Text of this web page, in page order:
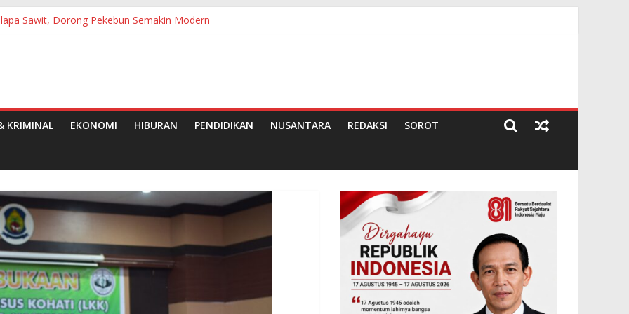
Sawit, Dorong Pekebun Semakin Modern
Ke-25
Bupati Tanjab Barat Ajak Generasi Muda Wujudkan Dasa Darma
Tahun 2026 di Medan
KRIMINAL EKONOMI HIBURAN PENDIDIKAN NUSANTARA REDAKSI SOROT